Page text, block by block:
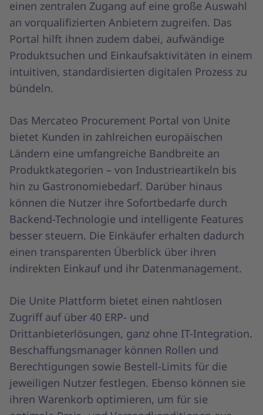
einen zentralen Zugang auf eine große Auswahl
an vorqualifizierten Anbietern zugreifen. Das
Portal hilft ihnen zudem dabei, aufwändige
Produktsuchen und Einkaufsaktivitäten in einem
intuitiven, standardisierten digitalen Prozess zu
bündeln.
Das Mercateo Procurement Portal von Unite
bietet Kunden in zahlreichen europäischen
Ländern eine umfangreiche Bandbreite an
Produktkategorien – von Industrieartikeln bis
hin zu Gastronomiebedarf. Darüber hinaus
können die Nutzer ihre Sofortbedarfe durch
Backend-Technologie und intelligente Features
besser steuern. Die Einkäufer erhalten dadurch
einen transparenten Überblick über ihren
indirekten Einkauf und ihr Datenmanagement.
Die Unite Plattform bietet einen nahtlosen
Zugriff auf über 40 ERP- und
Drittanbieterlösungen, ganz ohne IT-Integration.
Beschaffungsmanager können Rollen und
Berechtigungen sowie Bestell-Limits für die
jeweiligen Nutzer festlegen. Ebenso können sie
ihren Warenkorb optimieren, um für sie